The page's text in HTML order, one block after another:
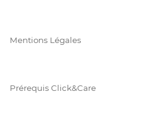
Mentions Légales
Prérequis Click&Care